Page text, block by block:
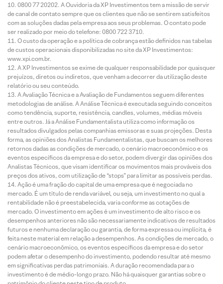
0800 77 20202. A Ouvidoria da XP Investimentos tem a missão de servir
de canal de contato sempre que os clientes que não se sentirem satisfeitos
com as soluções dadas pela empresa aos seus problemas. O contato pode
ser realizado por meio do telefone: 0800 722 3710.
O custo da operação e a política de cobrança estão definidos nas tabelas
de custos operacionais disponibilizadas no site da XP Investimentos:
www.xpi.com.br.
A XP Investimentos se exime de qualquer responsabilidade por quaisquer
prejuízos, diretos ou indiretos, que venham a decorrer da utilização deste
relatório ou seu conteúdo.
A Avaliação Técnica e a Avaliação de Fundamentos seguem diferentes
metodologias de análise. A Análise Técnica é executada seguindo conceitos
como tendência, suporte, resistência, candles, volumes, médias móveis
entre outros. Já a Análise Fundamentalista utiliza como informação os
resultados divulgados pelas companhias emissoras e suas projeções. Desta
forma, as opiniões dos Analistas Fundamentalistas, que buscam os melhores
retornos dadas as condições de mercado, o cenário macroeconômico e os
eventos específicos da empresa e do setor, podem divergir das opiniões dos
Analistas Técnicos, que visam identificar os movimentos mais prováveis dos
preços dos ativos, com utilização de “stops” para limitar as possíveis perdas.
Ação é uma fração do capital de uma empresa que é negociada no
mercado. É um título de renda variável, ou seja, um investimento no qual a
rentabilidade não é preestabelecida, varia conforme as cotações de
mercado. O investimento em ações é um investimento de alto risco e os
desempenhos anteriores não são necessariamente indicativos de resultados
futuros e nenhuma declaração ou garantia, de forma expressa ou implícita, é
feita neste material em relação a desempenhos. As condições de mercado, o
cenário macroeconômico, os eventos específicos da empresa e do setor
podem afetar o desempenho do investimento, podendo resultar até mesmo
em significativas perdas patrimoniais. A duração recomendada para o
investimento é de médio-longo prazo. Não há quaisquer garantias sobre o